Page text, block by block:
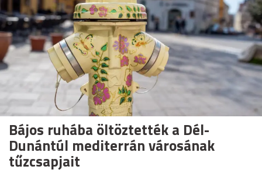
Bájos ruhába öltöztették a Dél-
Dunántúl mediterrán városának
tűzcsapjait